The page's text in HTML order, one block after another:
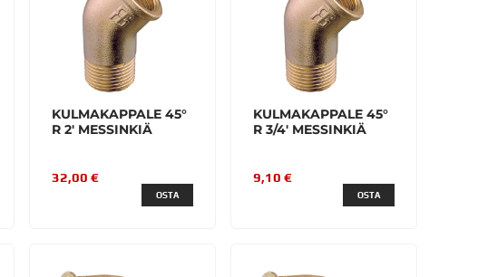
KULMAKAPPALE 45°
R 2' MESSINKIÄ
32,00 €
OSTA
KULMAKAPPALE 45°
R 3/4' MESSINKIÄ
9,10 €
OSTA